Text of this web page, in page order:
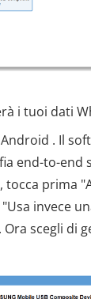
i tuoi dati
. Il
end-to-end
tocca prima
invece
scegli di